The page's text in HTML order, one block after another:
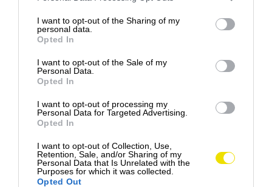
not limited to your visit or usage behaviour. You may click to
grant or deny consent to Google and its third-party tags to
use your data for below specified purposes in below Google
consent section.
I want to opt-out of the Sharing of my
personal data.
Opted In
I want to opt-out of the Sale of my
Personal Data.
Opted In
I want to opt-out of processing my
Personal Data for Targeted Advertising.
Opted In
I want to opt-out of Collection, Use,
Retention, Sale, and/or Sharing of my
Personal Data that Is Unrelated with the
Purposes for which it was collected.
Opted Out